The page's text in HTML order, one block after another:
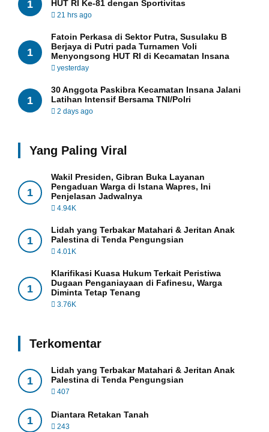
1
HUT RI Ke-81 dengan Sportivitas
21 hrs ago
1
Fatoin Perkasa di Sektor Putra, Susulaku B
Berjaya di Putri pada Turnamen Voli
Menyongsong HUT RI di Kecamatan Insana
yesterday
1
30 Anggota Paskibra Kecamatan Insana Jalani
Latihan Intensif Bersama TNI/Polri
2 days ago
Yang Paling Viral
1
Wakil Presiden, Gibran Buka Layanan
Pengaduan Warga di Istana Wapres, Ini
Penjelasan Jadwalnya
4.94K
1
Lidah yang Terbakar Matahari & Jeritan Anak
Palestina di Tenda Pengungsian
4.01K
1
Klarifikasi Kuasa Hukum Terkait Peristiwa
Dugaan Penganiayaan di Fafinesu, Warga
Diminta Tetap Tenang
3.76K
Terkomentar
1
Lidah yang Terbakar Matahari & Jeritan Anak
Palestina di Tenda Pengungsian
407
1 Diantara Retakan Tanah
243